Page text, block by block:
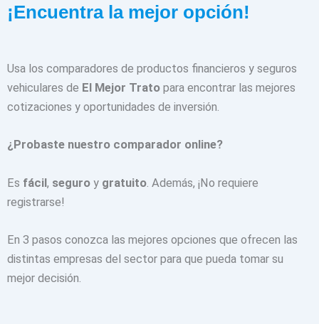
¡Encuentra la mejor opción!
Usa los comparadores de productos financieros y seguros
vehiculares de El Mejor Trato para encontrar las mejores
cotizaciones y oportunidades de inversión.
¿Probaste nuestro comparador online?
Es fácil, seguro y gratuito . Además, ¡No requiere
registrarse!
En 3 pasos conozca las mejores opciones que ofrecen las
distintas empresas del sector para que pueda tomar su
mejor decisión.